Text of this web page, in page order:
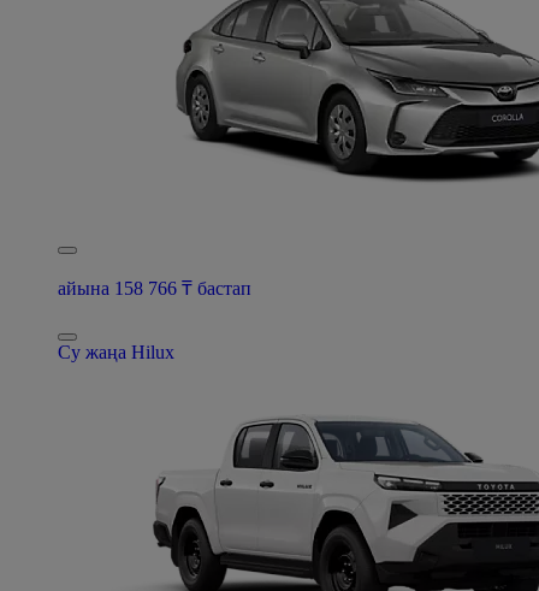
айына 158 766 ₸ бастап
Су жаңа Hilux